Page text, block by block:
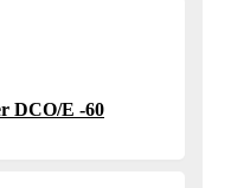
DCO/E -60